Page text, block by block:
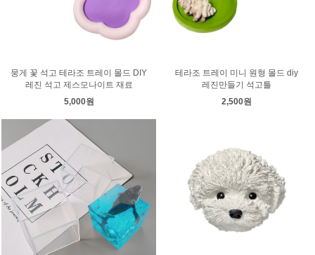
뭉게 꽃 석고 테라조 트레이 몰드 DIY
레진 석고 제스모나이트 재료
5,000원
테라조 트레이 미니 원형 몰드 diy
레진만들기 석고틀
2,500원